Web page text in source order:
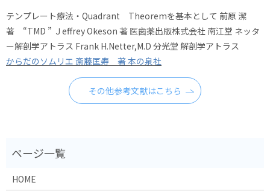
テンプレート療法・Quadrant Theoremを基本として 前原 潔
著 “TMD ” Ｊeffrey Okeson 著 医歯薬出版株式会社 南江堂 ネッタ
ー解剖学アトラス Frank H.Netter,M.D 分光堂 解剖学アトラス
からだのソムリエ 斎藤匡寿 著 本の泉社
その他参考文献はこちら
HOME